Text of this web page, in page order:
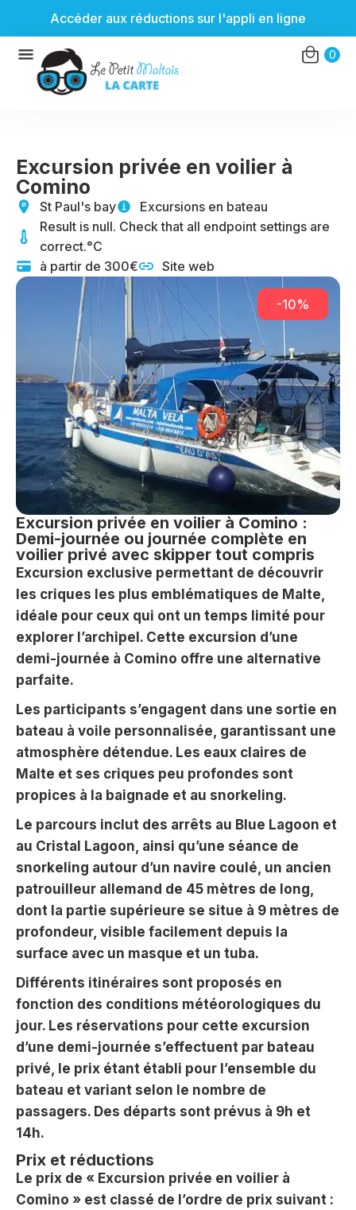
au
contenu
Accéder aux réductions sur l'appli en ligne
0
Excursion privée en voilier à
Comino
St Paul's bay
Excursions en bateau
Result is null. Check that all endpoint settings are
correct.°C
à partir de 300€
Site web
-10%
Excursion privée en voilier à Comino :
Demi-journée ou journée complète en
voilier privé avec skipper tout compris
Excursion exclusive permettant de découvrir
les criques les plus emblématiques de Malte,
idéale pour ceux qui ont un temps limité pour
explorer l’archipel. Cette excursion d’une
demi-journée à Comino offre une alternative
parfaite.
Les participants s’engagent dans une sortie en
bateau à voile personnalisée, garantissant une
atmosphère détendue. Les eaux claires de
Malte et ses criques peu profondes sont
propices à la baignade et au snorkeling.
Le parcours inclut des arrêts au Blue Lagoon et
au Cristal Lagoon, ainsi qu’une séance de
snorkeling autour d’un navire coulé, un ancien
patrouilleur allemand de 45 mètres de long,
dont la partie supérieure se situe à 9 mètres de
profondeur, visible facilement depuis la
surface avec un masque et un tuba.
Différents itinéraires sont proposés en
fonction des conditions météorologiques du
jour. Les réservations pour cette excursion
d’une demi-journée s’effectuent par bateau
privé, le prix étant établi pour l’ensemble du
bateau et variant selon le nombre de
passagers. Des départs sont prévus à 9h et
14h.
Prix et réductions
Le prix de « Excursion privée en voilier à
Comino » est classé de l’ordre de prix suivant :